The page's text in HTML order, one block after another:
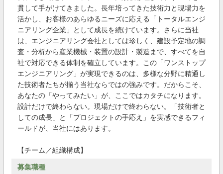
貫して手がけてきました。長年培ってきた技術力と現場力を
活かし、お客様のあらゆるニーズに応える「トータルエンジ
ニアリング企業」として成長を続けています。さらに当社
は、エンジニアリング会社としては珍しく、建設予定地の調
査・分析から産業機械・装置の設計・製造まで、すべてを自
社で対応できる体制を確立しています。この「ワンストップ
エンジニアリング」が実現できるのは、多様な分野に精通し
た技術者たちが揃う当社ならではの強みです。だからこそ、
あなたの「やってみたい」が、ここではカタチになります。
設計だけで終わらない。現場だけで終わらない。「技術者と
しての成長」と「プロジェクトの手応え」を実感できるフィ
ールドが、当社にはあります。
【チーム／組織構成】
募集職種